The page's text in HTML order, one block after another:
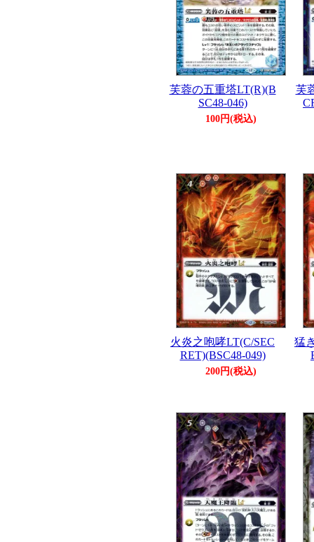
芙蓉の五重塔LT(R)(B
SC48-046)
100円(税込)
芙
火炎之咆哮LT(C/SEC
RET)(BSC48-049)
200円(税込)
猛